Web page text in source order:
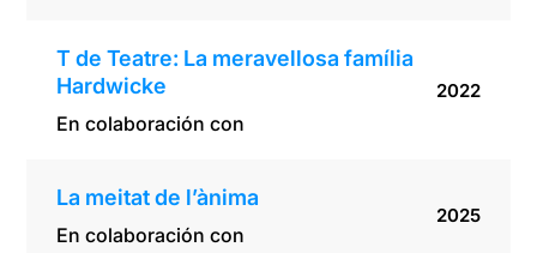
T de Teatre: La meravellosa família
Hardwicke
En colaboración con
2022
La meitat de l’ànima
En colaboración con
2025